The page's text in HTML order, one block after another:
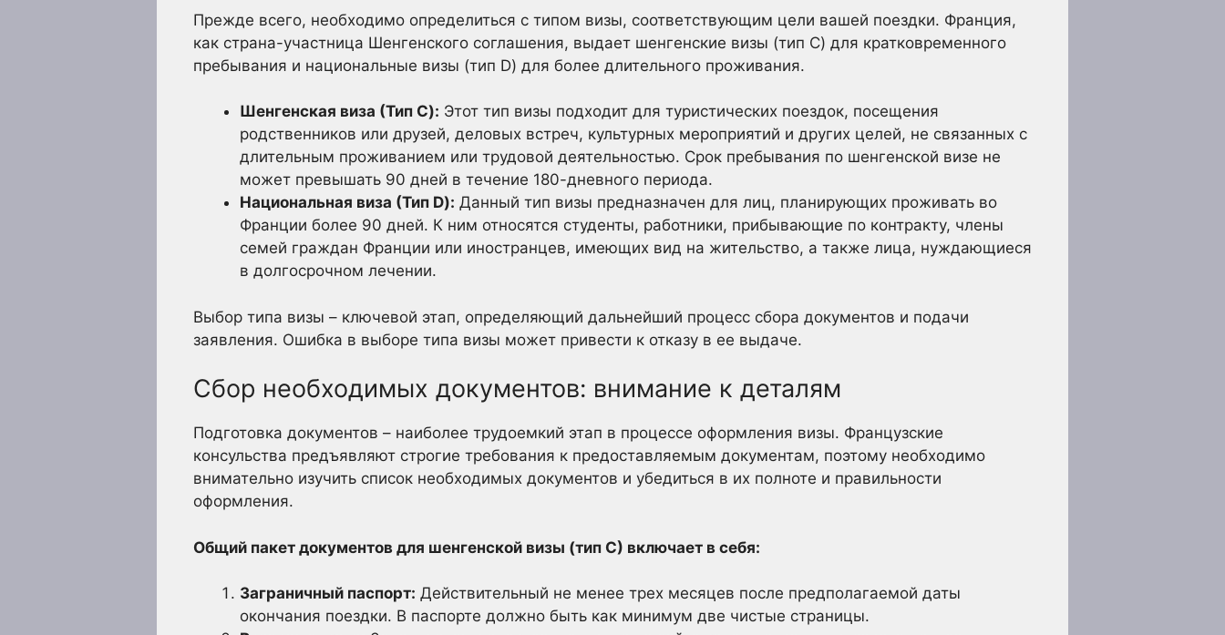
Прежде всего, необходимо определиться с типом визы, соответствующим цели вашей поездки. Франция,
как страна-участница Шенгенского соглашения, выдает шенгенские визы (тип C) для кратковременного
пребывания и национальные визы (тип D) для более длительного проживания.
Шенгенская виза (Тип C): Этот тип визы подходит для туристических поездок, посещения
родственников или друзей, деловых встреч, культурных мероприятий и других целей, не связанных с
длительным проживанием или трудовой деятельностью. Срок пребывания по шенгенской визе не
может превышать 90 дней в течение 180-дневного периода.
Национальная виза (Тип D): Данный тип визы предназначен для лиц, планирующих проживать во
Франции более 90 дней. К ним относятся студенты, работники, прибывающие по контракту, члены
семей граждан Франции или иностранцев, имеющих вид на жительство, а также лица, нуждающиеся
в долгосрочном лечении.
Выбор типа визы – ключевой этап, определяющий дальнейший процесс сбора документов и подачи
заявления. Ошибка в выборе типа визы может привести к отказу в ее выдаче.
Сбор необходимых документов: внимание к деталям
Подготовка документов – наиболее трудоемкий этап в процессе оформления визы. Французские
консульства предъявляют строгие требования к предоставляемым документам, поэтому необходимо
внимательно изучить список необходимых документов и убедиться в их полноте и правильности
оформления.
Общий пакет документов для шенгенской визы (тип С) включает в себя:
Заграничный паспорт: Действительный не менее трех месяцев после предполагаемой даты
окончания поездки. В паспорте должно быть как минимум две чистые страницы.